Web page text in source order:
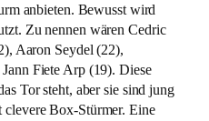
anbieten. Bewusst wird
Zu nennen wären Cedric
Aaron Seydel (22),
Fiete Arp (19). Diese
Tor steht, aber sie sind jung
Box-Stürmer. Eine